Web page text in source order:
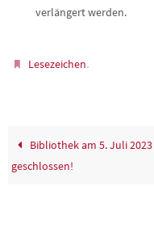
verlängert werden.
Lesezeichen.
Bibliothek am 5. Juli 2023
geschlossen!